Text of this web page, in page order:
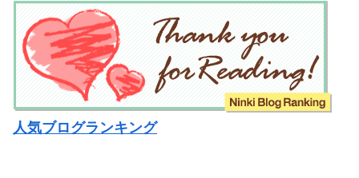
人気ブログランキング